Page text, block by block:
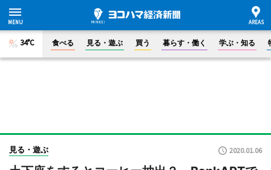
34°C 食べる 見る・遊ぶ 買う 暮らす・働く 学ぶ・知る
見る・遊ぶ 2020.01.06